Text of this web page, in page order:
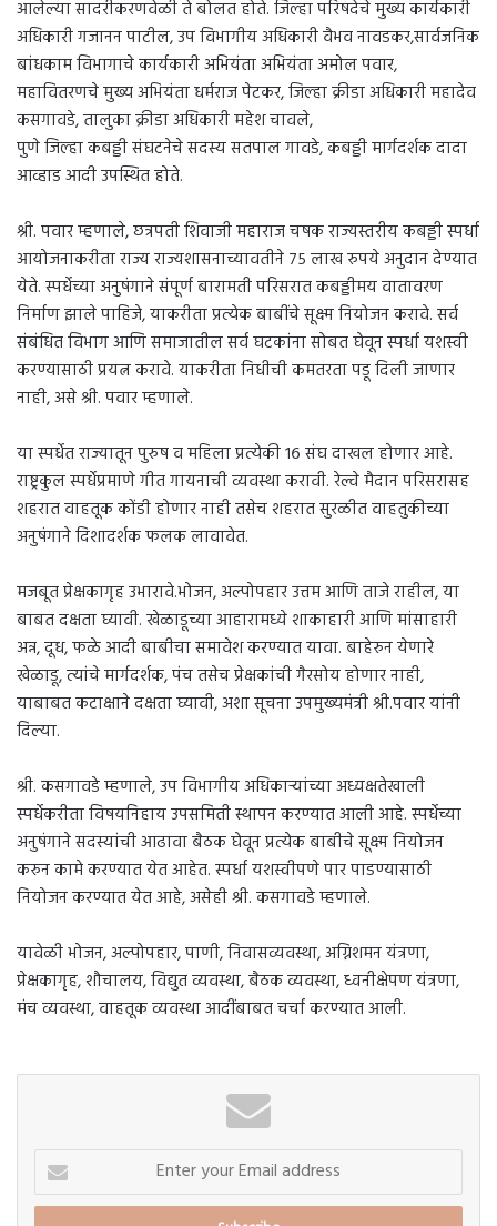
आलेल्या सादरीकरणवेळी ते बोलत होते. जिल्हा परिषदेचे मुख्य कार्यकारी
अधिकारी गजानन पाटील, उप विभागीय अधिकारी वैभव नावडकर,सार्वजनिक
बांधकाम विभागाचे कार्यकारी अभियंता अभियंता अमोल पवार,
महावितरणचे मुख्य अभियंता धर्मराज पेटकर, जिल्हा क्रीडा अधिकारी महादेव
कसगावडे, तालुका क्रीडा अधिकारी महेश चावले,
पुणे जिल्हा कबड्डी संघटनेचे सदस्य सतपाल गावडे, कबड्डी मार्गदर्शक दादा
आव्हाड आदी उपस्थित होते.
श्री. पवार म्हणाले, छत्रपती शिवाजी महाराज चषक राज्यस्तरीय कबड्डी स्पर्धा
आयोजनाकरीता राज्य राज्यशासनाच्यावतीने ७५ लाख रुपये अनुदान देण्यात
येते. स्पर्धेच्या अनुषंगाने संपूर्ण बारामती परिसरात कबड्डीमय वातावरण
निर्माण झाले पाहिजे, याकरीता प्रत्येक बाबींचे सूक्ष्म नियोजन करावे. सर्व
संबंधित विभाग आणि समाजातील सर्व घटकांना सोबत घेवून स्पर्धा यशस्वी
करण्यासाठी प्रयत्न करावे. याकरीता निधीची कमतरता पडू दिली जाणार
नाही, असे श्री. पवार म्हणाले.
या स्पर्धेत राज्यातून पुरुष व महिला प्रत्येकी १६ संघ दाखल होणार आहे.
राष्ट्रकुल स्पर्धेप्रमाणे गीत गायनाची व्यवस्था करावी. रेल्वे मैदान परिसरासह
शहरात वाहतूक कोंडी होणार नाही तसेच शहरात सुरळीत वाहतुकीच्या
अनुषंगाने दिशादर्शक फलक लावावेत.
मजबूत प्रेक्षकागृह उभारावे.भोजन, अल्पोपहार उत्तम आणि ताजे राहील, या
बाबत दक्षता घ्यावी. खेळाडूच्या आहारामध्ये शाकाहारी आणि मांसाहारी
अन्न, दूध, फळे आदी बाबीचा समावेश करण्यात यावा. बाहेरुन येणारे
खेळाडू, त्यांचे मार्गदर्शक, पंच तसेच प्रेक्षकांची गैरसोय होणार नाही,
याबाबत कटाक्षाने दक्षता घ्यावी, अशा सूचना उपमुख्यमंत्री श्री.पवार यांनी
दिल्या.
श्री. कसगावडे म्हणाले, उप विभागीय अधिकाऱ्यांच्या अध्यक्षतेखाली
स्पर्धेकरीता विषयनिहाय उपसमिती स्थापन करण्यात आली आहे. स्पर्धेच्या
अनुषंगाने सदस्यांची आढावा बैठक घेवून प्रत्येक बाबीचे सूक्ष्म नियोजन
करुन कामे करण्यात येत आहेत. स्पर्धा यशस्वीपणे पार पाडण्यासाठी
नियोजन करण्यात येत आहे, असेही श्री. कसगावडे म्हणाले.
यावेळी भोजन, अल्पोपहार, पाणी, निवासव्यवस्था, अग्निशमन यंत्रणा,
प्रेक्षकागृह, शौचालय, विद्युत व्यवस्था, बैठक व्यवस्था, ध्वनीक्षेपण यंत्रणा,
मंच व्यवस्था, वाहतूक व्यवस्था आदींबाबत चर्चा करण्यात आली.
Enter
your
Email